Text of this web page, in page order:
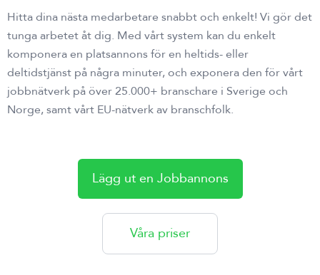
Hitta dina nästa medarbetare snabbt och enkelt! Vi gör det
tunga arbetet åt dig. Med vårt system kan du enkelt
komponera en platsannons för en heltids- eller
deltidstjänst på några minuter, och exponera den för vårt
jobbnätverk på över 25.000+ branschare i Sverige och
Norge, samt vårt EU-nätverk av branschfolk.
Lägg ut en Jobbannons
Våra priser